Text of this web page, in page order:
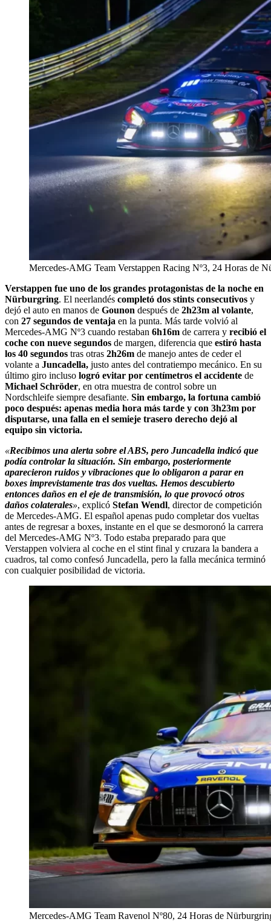
Mercedes-AMG Team Verstappen Racing Nº3, 24 Horas de
Verstappen fue uno de los grandes protagonistas de la noche en
Nürburgring. El neerlandés completó dos stints consecutivos y
dejó el auto en manos de Gounon después de 2h23m al volante,
con 27 segundos de ventaja en la punta. Más tarde volvió al
Mercedes-AMG Nº3 cuando restaban 6h16m de carrera y recibió el
coche con nueve segundos de margen, diferencia que estiró hasta
los 40 segundos tras otras 2h26m de manejo antes de ceder el
volante a Juncadella, justo antes del contratiempo mecánico. En su
último giro incluso logró evitar por centímetros el accidente de
Michael Schröder, en otra muestra de control sobre un
Nordschleife siempre desafiante. Sin embargo, la fortuna cambió
poco después: apenas media hora más tarde y con 3h23m por
disputarse, una falla en el semieje trasero derecho dejó al
equipo sin victoria.
«Recibimos una alerta sobre el ABS, pero Juncadella indicó que
podía controlar la situación. Sin embargo, posteriormente
aparecieron ruidos y vibraciones que lo obligaron a parar en
boxes imprevistamente tras dos vueltas. Hemos descubierto
entonces daños en el eje de transmisión, lo que provocó otros
daños colaterales», explicó Stefan Wendl, director de competición
de Mercedes-AMG. El español apenas pudo completar dos vueltas
antes de regresar a boxes, instante en el que se desmoronó la carrera
del Mercedes-AMG Nº3. Todo estaba preparado para que
Verstappen volviera al coche en el stint final y cruzara la bandera a
cuadros, tal como confesó Juncadella, pero la falla mecánica terminó
con cualquier posibilidad de victoria.
Mercedes-AMG Team Ravenol Nº80, 24 Horas de